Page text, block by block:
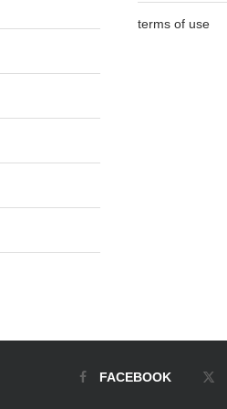
terms of use
FACEBOOK